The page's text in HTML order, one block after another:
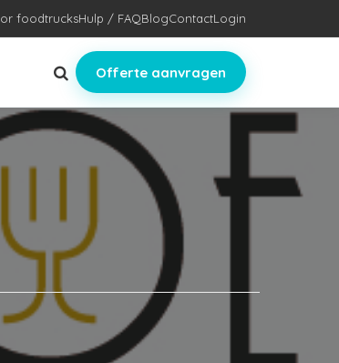
foodtrucksHulp / FAQBlogContactLogin
Offerte aanvragen